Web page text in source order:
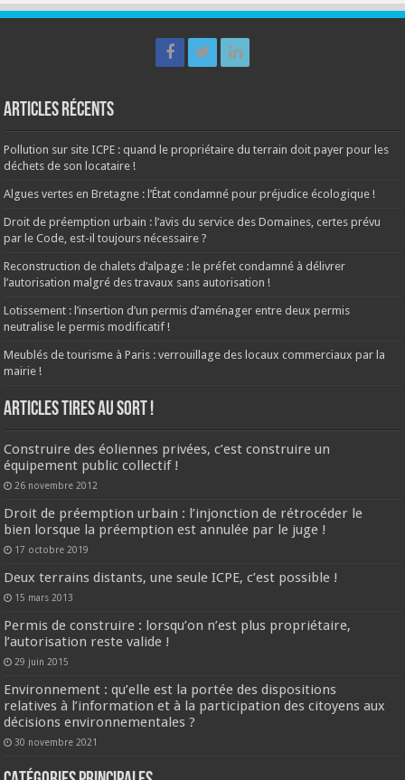
Articles récents
Pollution sur site ICPE : quand le propriétaire du terrain doit payer pour les
déchets de son locataire !
Algues vertes en Bretagne : l’État condamné pour préjudice écologique !
Droit de préemption urbain : l’avis du service des Domaines, certes prévu
par le Code, est-il toujours nécessaire ?
Reconstruction de chalets d’alpage : le préfet condamné à délivrer
l’autorisation malgré des travaux sans autorisation !
Lotissement : l’insertion d’un permis d’aménager entre deux permis
neutralise le permis modificatif !
Meublés de tourisme à Paris : verrouillage des locaux commerciaux par la
mairie !
ARTICLES TIRES AU SORT !
Construire des éoliennes privées, c’est construire un
équipement public collectif !
26 novembre 2012
Droit de préemption urbain : l’injonction de rétrocéder le
bien lorsque la préemption est annulée par le juge !
17 octobre 2019
Deux terrains distants, une seule ICPE, c’est possible !
15 mars 2013
Permis de construire : lorsqu’on n’est plus propriétaire,
l’autorisation reste valide !
29 juin 2015
Environnement : qu’elle est la portée des dispositions
relatives à l’information et à la participation des citoyens aux
décisions environnementales ?
30 novembre 2021